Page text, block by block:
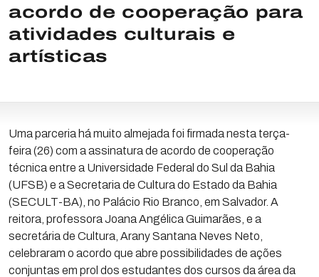
acordo de cooperação para
atividades culturais e
artísticas
Uma parceria há muito almejada foi firmada nesta terça-
feira (26) com a assinatura de acordo de cooperação
técnica entre a Universidade Federal do Sul da Bahia
(UFSB) e a Secretaria de Cultura do Estado da Bahia
(SECULT-BA), no Palácio Rio Branco, em Salvador. A
reitora, professora Joana Angélica Guimarães, e a
secretária de Cultura, Arany Santana Neves Neto,
celebraram o acordo que abre possibilidades de ações
conjuntas em prol dos estudantes dos cursos da área da